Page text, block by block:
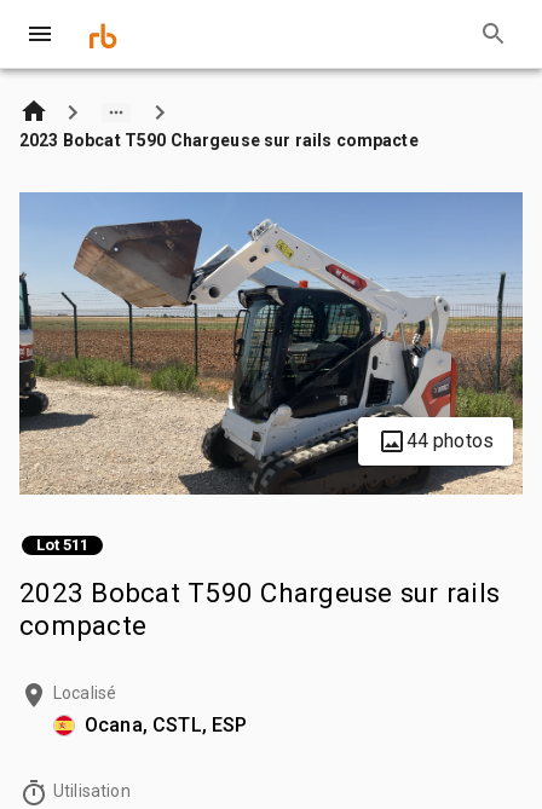
2023 Bobcat T590 Chargeuse sur rails compacte
44 photos
Lot 511
2023 Bobcat T590 Chargeuse sur rails
compacte
Localisé
Ocana, CSTL, ESP
Utilisation